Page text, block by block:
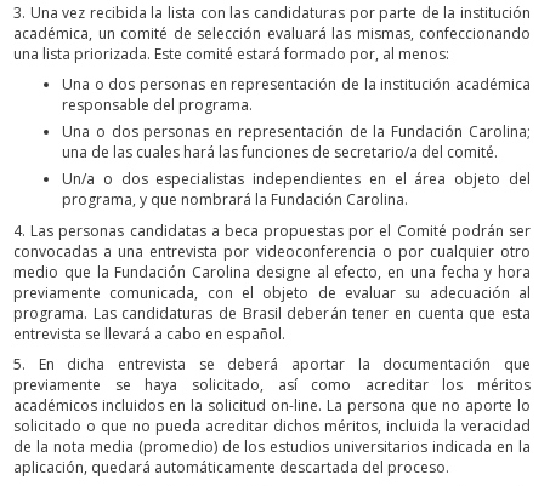
3. Una vez recibida la lista con las candidaturas por parte de la institución
académica, un comité de selección evaluará las mismas, confeccionando
una lista priorizada. Este comité estará formado por, al menos:
Una o dos personas en representación de la institución académica
responsable del programa.
Una o dos personas en representación de la Fundación Carolina;
una de las cuales hará las funciones de secretario/a del comité.
Un/a o dos especialistas independientes en el área objeto del
programa, y que nombrará la Fundación Carolina.
4. Las personas candidatas a beca propuestas por el Comité podrán ser
convocadas a una entrevista por videoconferencia o por cualquier otro
medio que la Fundación Carolina designe al efecto, en una fecha y hora
previamente comunicada, con el objeto de evaluar su adecuación al
programa. Las candidaturas de Brasil deberán tener en cuenta que esta
entrevista se llevará a cabo en español.
5. En dicha entrevista se deberá aportar la documentación que
previamente se haya solicitado, así como acreditar los méritos
académicos incluidos en la solicitud on-line. La persona que no aporte lo
solicitado o que no pueda acreditar dichos méritos, incluida la veracidad
de la nota media (promedio) de los estudios universitarios indicada en la
aplicación, quedará automáticamente descartada del proceso.